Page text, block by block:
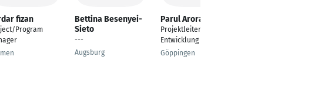
fizan
Program
Bettina Besenyei-
Sieto
---
Augsburg
Parul Arora
Projektleiter
Entwicklung
Göppingen